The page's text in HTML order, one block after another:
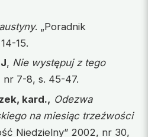
. „Poradnik
15.
, Nie występuj z tego
nr 7-8, s. 45-47.
kard., Odezwa
na miesiąc trzeźwości
Niedzielny” 2002, nr 30,